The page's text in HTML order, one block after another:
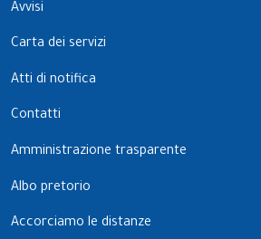
Avvisi
Carta dei servizi
Atti di notifica
Contatti
Amministrazione trasparente
Albo pretorio
Accorciamo le distanze